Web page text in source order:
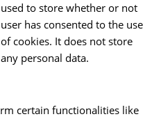
used to store whether or not
user has consented to the use
of cookies. It does not store
any personal data.
certain functionalities like